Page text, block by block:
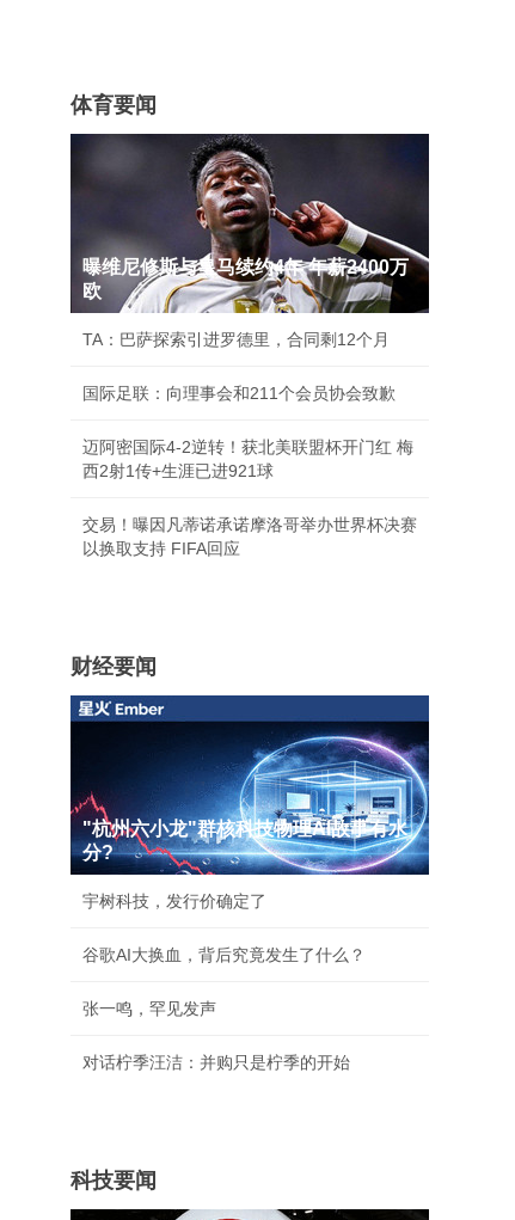
体育要闻
曝维尼修斯与皇马续约4年 年薪2400万
欧
TA：巴萨探索引进罗德里，合同剩12个月
国际足联：向理事会和211个会员协会致歉
迈阿密国际4-2逆转！获北美联盟杯开门红 梅
西2射1传+生涯已进921球
交易！曝因凡蒂诺承诺摩洛哥举办世界杯决赛
以换取支持 FIFA回应
财经要闻
"杭州六小龙"群核科技物理AI故事有水
分?
宇树科技，发行价确定了
谷歌AI大换血，背后究竟发生了什么？
张一鸣，罕见发声
对话柠季汪洁：并购只是柠季的开始
科技要闻